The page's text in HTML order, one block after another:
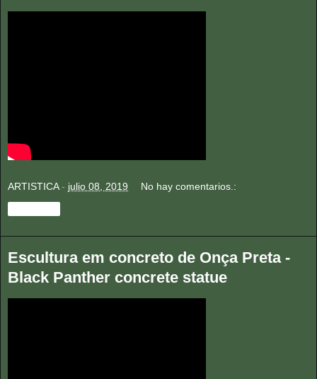
ARTISTICA - julio 08, 2019 No hay comentarios.:
Escultura em concreto de Onça Preta -
Black Panther concrete statue